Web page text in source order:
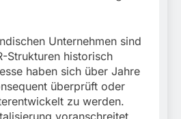
Unternehmen sind
Strukturen historisch
haben sich über Jahre
überprüft oder
zu werden.
voranschreitet